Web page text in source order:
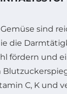
sind
die
fördern und
C, K und